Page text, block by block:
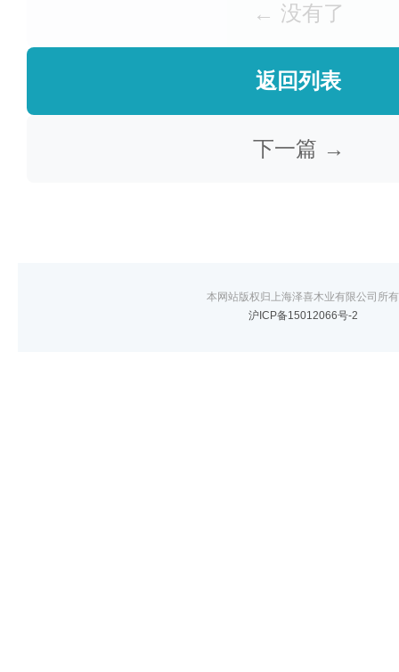
← 没有了
返回列表
下一篇 →
本网站版权归上海泽喜木业有限公司所有
沪ICP备15012066号-2